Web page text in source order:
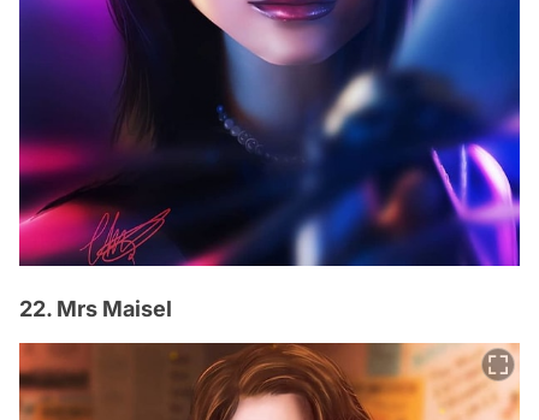
22. Mrs Maisel